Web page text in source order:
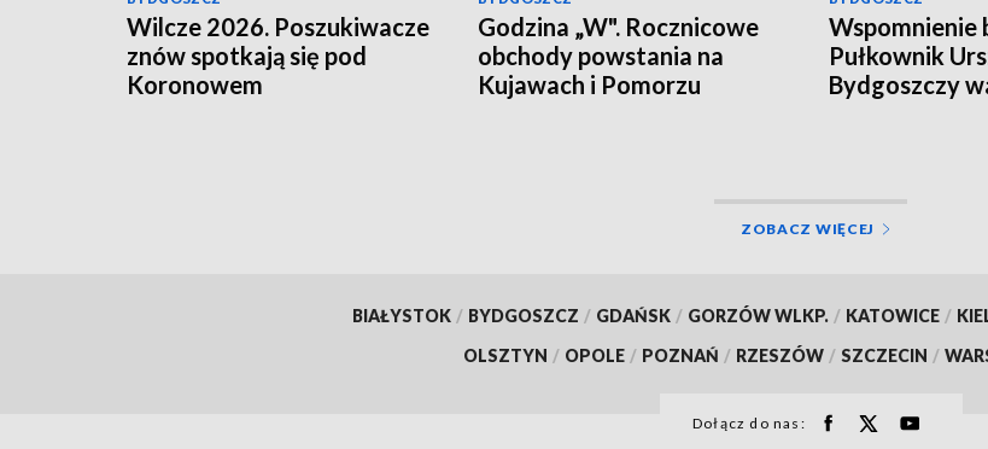
Wilcze 2026. Poszukiwacze
znów spotkają się pod
Koronowem
Godzina „W". Rocznicowe
obchody powstania na
Kujawach i Pomorzu
Wspomnienie
Pułkownik
Bydgoszczy
ZOBACZ WIĘCEJ
BIAŁYSTOK / BYDGOSZCZ / GDAŃSK / GORZÓW WLKP. / KATOWICE /
OLSZTYN / OPOLE / POZNAŃ / RZESZÓW / SZCZECIN /
Dołącz do nas: